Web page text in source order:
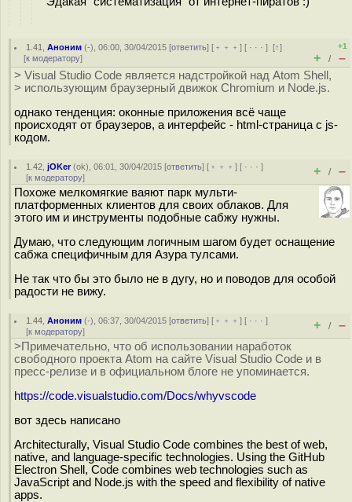
1.41 ,Аноним (-), 06:00, 30/04/2015 [ответить] [ ﹢﹢﹢] [ · · ·][↑]
[к модератору]
+1
+ / –
> Visual Studio Code является надстройкой над Atom Shell,
> использующим браузерный движок Chromium и Node.js.
однако тенденция: оконные приложения всё чаще
происходят от браузеров, а интерфейс - html-страница с js-
кодом.
1.42 ,jOKer(ok), 06:01, 30/04/2015 [ответить] [ ﹢﹢﹢] [ · · ·]
[к модератору] + / –
Похоже мелкомягкие ваяют парк мульти-
платформенных клиентов для своих облаков. Для
этого им и инструменты подобные сабжу нужны.
Думаю, что следующим логичным шагом будет оснащение
сабжа специфичным для Азура тулсами.
Не так что бы это было не в дугу, но и поводов для особой
радости не вижу.
1.44 ,Аноним (-), 06:37, 30/04/2015 [ответить] [ ﹢﹢﹢] [ · · ·]
[к модератору] + / –
>Примечательно, что об использовании наработок
свободного проекта Atom на сайте Visual Studio Code и в
пресс-релизе и в официальном блоге не упоминается.
https://code.visualstudio.com/Docs/whyvscode
вот здесь написано
Architecturally, Visual Studio Code combines the best of web,
native, and language-specific technologies. Using the GitHub
Electron Shell, Code combines web technologies such as
JavaScript and Node.js with the speed and flexibility of native
apps.